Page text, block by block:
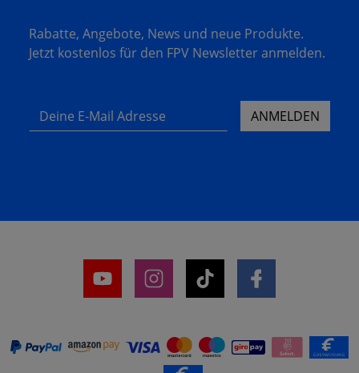
Rabatte, Angebote, News und neue Produkte.
Jetzt kostenlos für den FPV Newsletter anmelden.
Deine E-Mail Adresse ANMELDEN